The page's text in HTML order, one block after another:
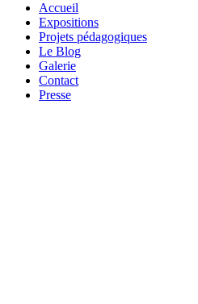
Accueil
Expositions
Projets pédagogiques
Le Blog
Galerie
Contact
Presse